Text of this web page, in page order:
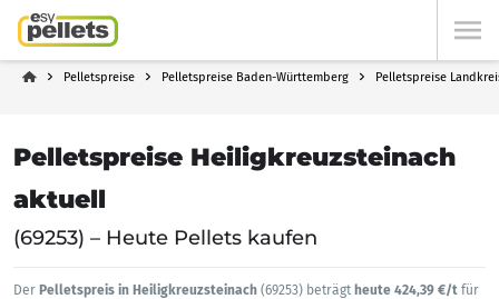
Pelletspreise Pelletspreise Baden-Württemberg Pelletspreise
Pelletspreise Heiligkreuzsteinach
aktuell
(69253) – Heute Pellets kaufen
Der Pelletspreis in Heiligkreuzsteinach (69253) beträgt heute 424,39 €/t für